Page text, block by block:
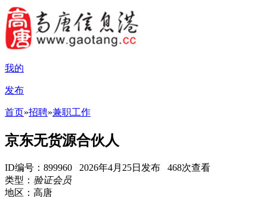
我的
发布
首页»招聘»兼职工作
京东无货源合伙人
ID编号：899960 2026年4月25日发布 468次查看
类型： 验证会员
地区：高唐